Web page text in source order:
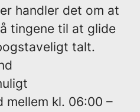
handler det om at
tingene til at glide
talt.
mellem kl. 06:00 –